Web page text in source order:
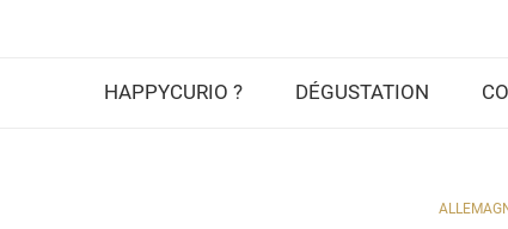
HAPPYCURIO ? DÉGUSTATION